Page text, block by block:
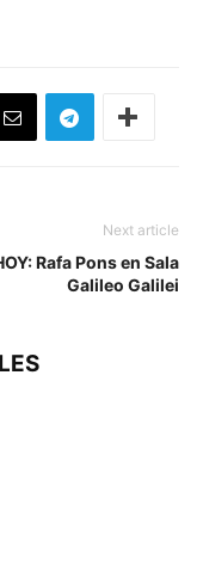
Next article
Rafa Pons en Sala
Galileo Galilei